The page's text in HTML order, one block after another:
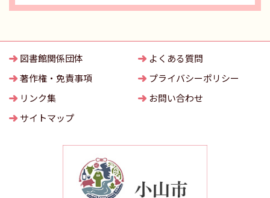
図書館関係団体
よくある質問
著作権・免責事項
プライバシーポリシー
リンク集
お問い合わせ
サイトマップ